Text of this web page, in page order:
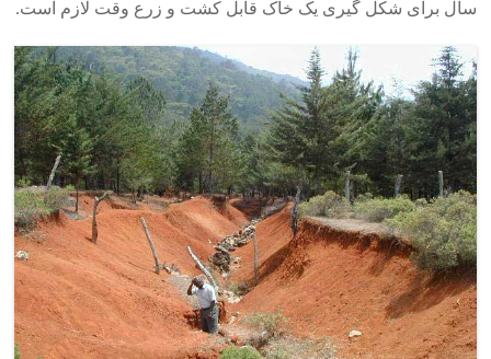
سال برای شکل گیری یک خاک قابل کشت و زرع وقت لازم است.